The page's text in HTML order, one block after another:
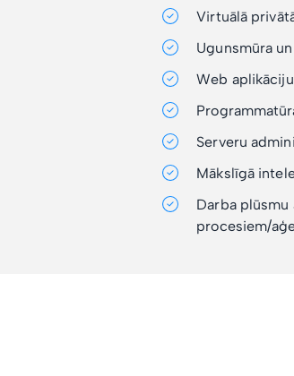
Virtuālā
Ugunsmūra
Web
Serveru
Mākslīgā
Darba plūsmu
procesiem/